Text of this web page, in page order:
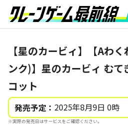
【星のカービィ】【Aわ
ンク)】星のカービィ むて
コット
発売予定： 2025年8月9日 0時
※実際の発売日はサービスをご確認ください。